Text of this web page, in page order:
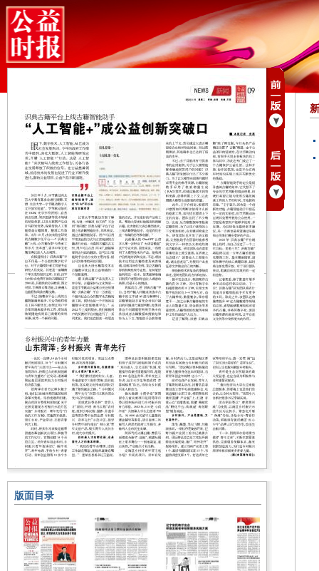
版面目录